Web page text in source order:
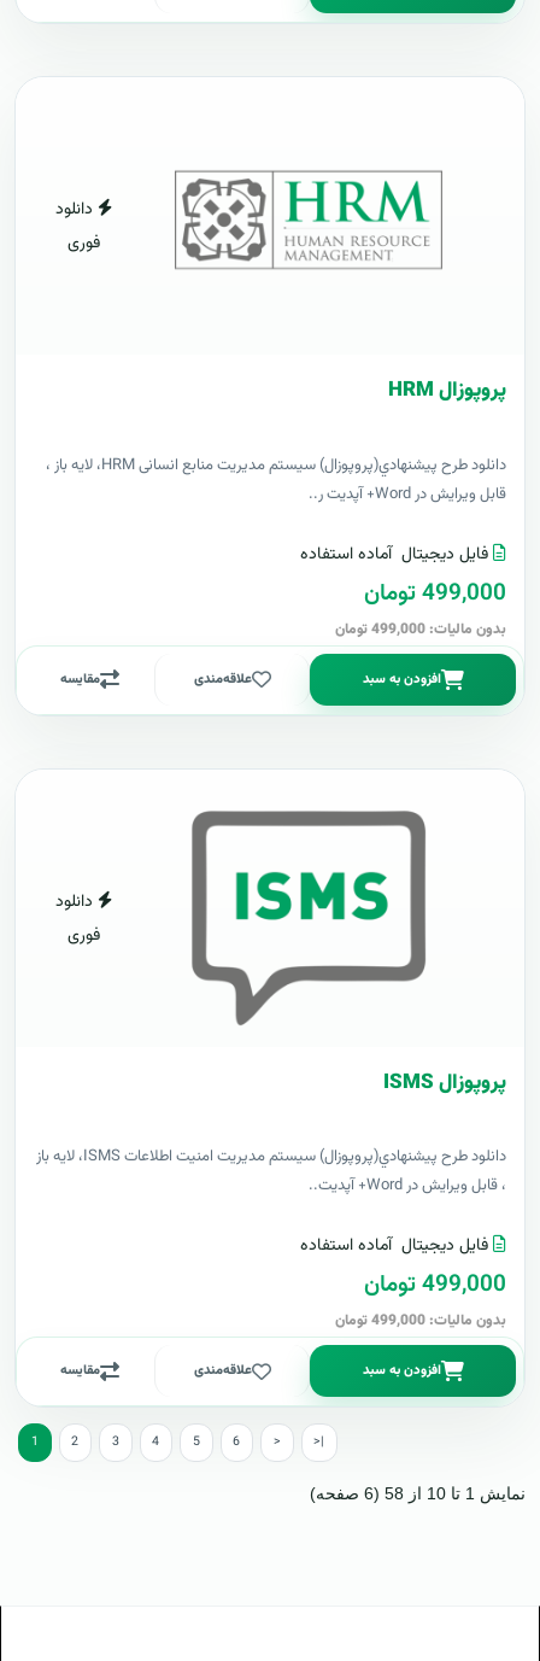
دانلود
فوری
پروپوزال HRM
دانلود طرح پيشنهادي(پروپوزال) سیستم مدیریت منابع انسانی HRM، لایه باز ،
قابل ویرایش در Word+ آپدیت ر..
فایل دیجیتال آماده استفاده
499,000 تومان
بدون مالیات: 499,000 تومان
افزودن به سبد علاقه‌مندی مقایسه
دانلود
فوری
پروپوزال ISMS
دانلود طرح پيشنهادي(پروپوزال) سیستم مدیریت امنیت اطلاعات ISMS، لایه باز
، قابل ویرایش در Word+ آپدیت..
فایل دیجیتال آماده استفاده
499,000 تومان
بدون مالیات: 499,000 تومان
افزودن به سبد علاقه‌مندی مقایسه
1 2 3 4 5 6 > >|
نمایش 1 تا 10 از 58 (6 صفحه)